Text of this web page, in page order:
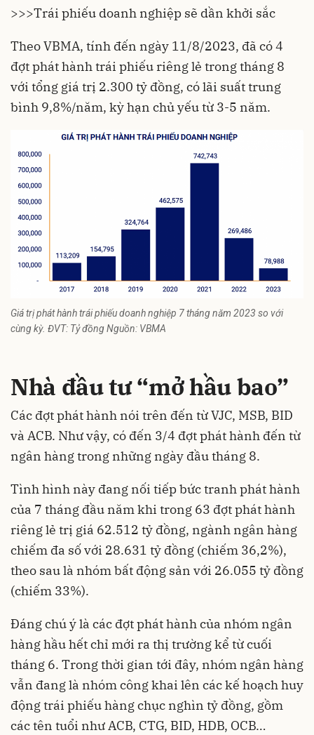
>>>Trái phiếu doanh nghiệp sẽ dần khởi sắc
Theo VBMA, tính đến ngày 11/8/2023, đã có 4
đợt phát hành trái phiếu riêng lẻ trong tháng 8
với tổng giá trị 2.300 tỷ đồng, có lãi suất trung
bình 9,8%/năm, kỳ hạn chủ yếu từ 3-5 năm.
Giá trị phát hành trái phiếu doanh nghiệp 7 tháng năm 2023 so với
cùng kỳ. ĐVT: Tỷ đồng Nguồn: VBMA
Nhà đầu tư “mở hầu bao”
Các đợt phát hành nói trên đến từ VJC, MSB, BID
và ACB. Như vậy, có đến 3/4 đợt phát hành đến từ
ngân hàng trong những ngày đầu tháng 8.
Tình hình này đang nối tiếp bức tranh phát hành
của 7 tháng đầu năm khi trong 63 đợt phát hành
riêng lẻ trị giá 62.512 tỷ đồng, ngành ngân hàng
chiếm đa số với 28.631 tỷ đồng (chiếm 36,2%),
theo sau là nhóm bất động sản với 26.055 tỷ đồng
(chiếm 33%).
Đáng chú ý là các đợt phát hành của nhóm ngân
hàng hầu hết chỉ mới ra thị trường kể từ cuối
tháng 6. Trong thời gian tới đây, nhóm ngân hàng
vẫn đang là nhóm công khai lên các kế hoạch huy
động trái phiếu hàng chục nghìn tỷ đồng, gồm
các tên tuổi như ACB, CTG, BID, HDB, OCB…